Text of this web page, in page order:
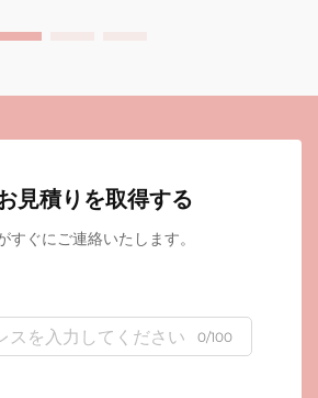
見積りを取得する
すぐにご連絡いたします。
0/100